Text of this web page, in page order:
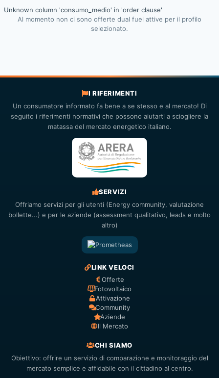
Unknown column 'consumo_medio' in 'order clause'
Al momento non ci sono offerte dual fuel attive per il profilo
selezionato.
I RIFERIMENTI
Un consumatore informato fa bene a se stesso e al mercato! Di
seguito i riferimenti normativi che possono aiutarti a sciogliere la
matassa del mercato energetico italiano.
SERVIZI
Offriamo servizi per gli utenti (Energy community, valutazione
bollette...) e per le aziende (assessment qualitativo, leads e molto
altro)
LINK VELOCI
Offerte
Fotovoltaico
Attivazione
Community
Aziende
Il Mercato
CHI SIAMO
Obiettivo: offrire un servizio di comparazione e monitoraggio del
mercato semplice e affidabile con il cittadino al centro.